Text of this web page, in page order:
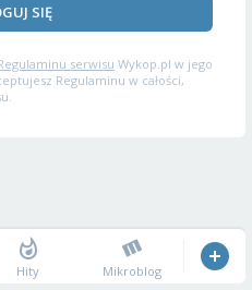
SIĘ
serwisu Wykop.pl w jego
Regulaminu w całości,
Hity Mikroblog